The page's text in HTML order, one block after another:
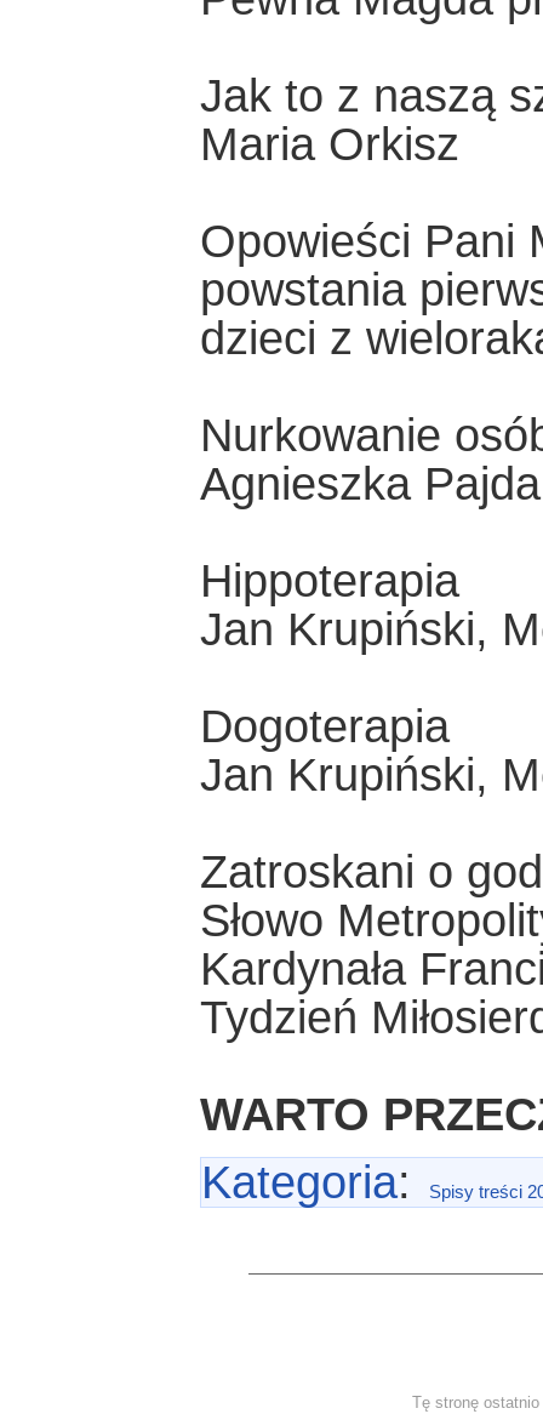
Jak to z naszą
Maria Orkisz
Opowieści Pani
powstania
dzieci z
Nurkowanie
Agnieszka
Hippoterapia
Jan Krupiński,
Dogoterapia
Jan Krupiński,
Zatroskani o
Słowo
Kardynała
Tydzień
WARTO
Kategoria: Spisy treści
Tę stronę